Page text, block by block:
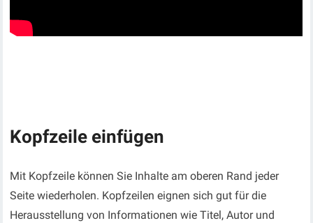
Kopfzeile einfügen
Mit Kopfzeile können Sie Inhalte am oberen Rand jeder
Seite wiederholen. Kopfzeilen eignen sich gut für die
Herausstellung von Informationen wie Titel, Autor und